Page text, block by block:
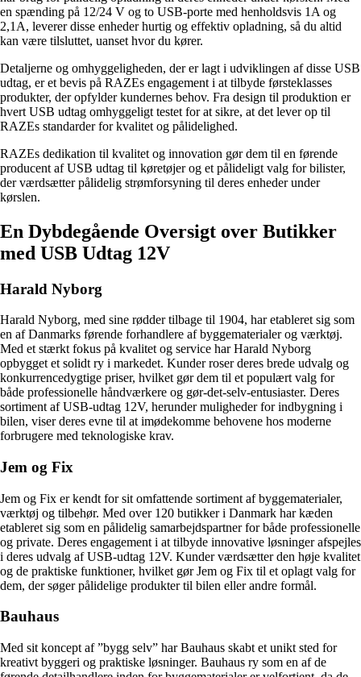
en spænding på 12/24 V og to USB-porte med henholdsvis 1A og
2,1A, leverer disse enheder hurtig og effektiv opladning, så du altid
kan være tilsluttet, uanset hvor du kører.
Detaljerne og omhyggeligheden, der er lagt i udviklingen af disse USB
udtag, er et bevis på RAZEs engagement i at tilbyde førsteklasses
produkter, der opfylder kundernes behov. Fra design til produktion er
hvert USB udtag omhyggeligt testet for at sikre, at det lever op til
RAZEs standarder for kvalitet og pålidelighed.
RAZEs dedikation til kvalitet og innovation gør dem til en førende
producent af USB udtag til køretøjer og et pålideligt valg for bilister,
der værdsætter pålidelig strømforsyning til deres enheder under
kørslen.
En Dybdegående Oversigt over Butikker
med USB Udtag 12V
Harald Nyborg
Harald Nyborg, med sine rødder tilbage til 1904, har etableret sig som
en af Danmarks førende forhandlere af byggematerialer og værktøj.
Med et stærkt fokus på kvalitet og service har Harald Nyborg
opbygget et solidt ry i markedet. Kunder roser deres brede udvalg og
konkurrencedygtige priser, hvilket gør dem til et populært valg for
både professionelle håndværkere og gør-det-selv-entusiaster. Deres
sortiment af USB-udtag 12V, herunder muligheder for indbygning i
bilen, viser deres evne til at imødekomme behovene hos moderne
forbrugere med teknologiske krav.
Jem og Fix
Jem og Fix er kendt for sit omfattende sortiment af byggematerialer,
værktøj og tilbehør. Med over 120 butikker i Danmark har kæden
etableret sig som en pålidelig samarbejdspartner for både professionelle
og private. Deres engagement i at tilbyde innovative løsninger afspejles
i deres udvalg af USB-udtag 12V. Kunder værdsætter den høje kvalitet
og de praktiske funktioner, hvilket gør Jem og Fix til et oplagt valg for
dem, der søger pålidelige produkter til bilen eller andre formål.
Bauhaus
Med sit koncept af ”bygg selv” har Bauhaus skabt et unikt sted for
kreativt byggeri og praktiske løsninger. Bauhaus ry som en af de